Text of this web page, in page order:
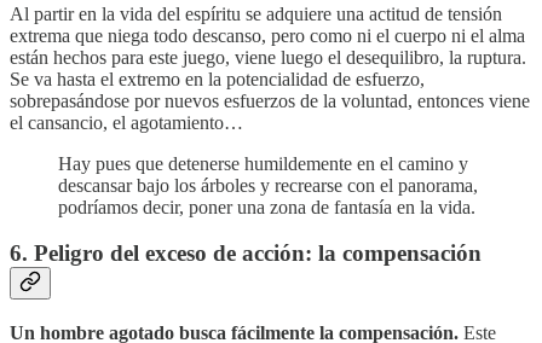
Al partir en la vida del espíritu se adquiere una actitud de tensión
extrema que niega todo descanso, pero como ni el cuerpo ni el alma
están hechos para este juego, viene luego el desequilibro, la ruptura.
Se va hasta el extremo en la potencialidad de esfuerzo,
sobrepasándose por nuevos esfuerzos de la voluntad, entonces viene
el cansancio, el agotamiento…
Hay pues que detenerse humildemente en el camino y
descansar bajo los árboles y recrearse con el panorama,
podríamos decir, poner una zona de fantasía en la vida.
6. Peligro del exceso de acción: la compensación
Un hombre agotado busca fácilmente la compensación. Este